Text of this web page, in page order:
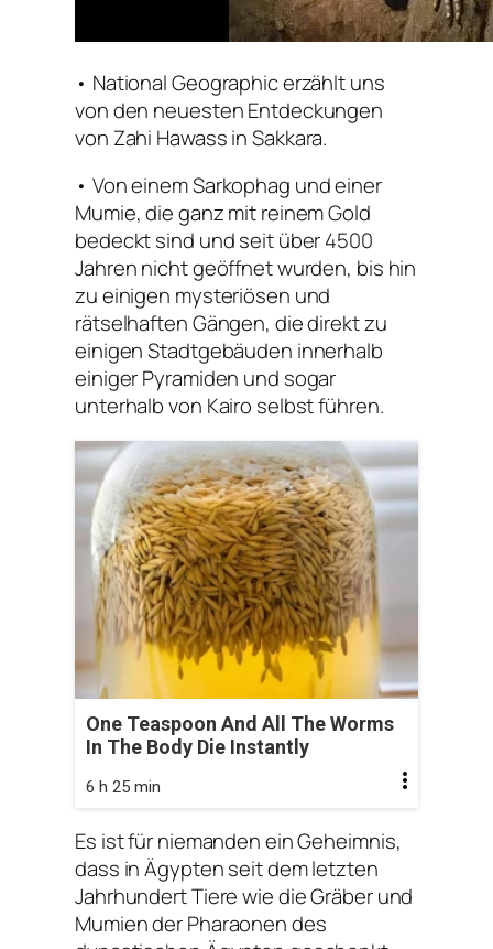
• National Geographic erzählt uns
von den neuesten Entdeckungen
von Zahi Hawass in Sakkara.
• Von einem Sarkophag und einer
Mumie, die ganz mit reinem Gold
bedeckt sind und seit über 4500
Jahren nicht geöffnet wurden, bis hin
zu einigen mysteriösen und
rätselhaften Gängen, die direkt zu
einigen Stadtgebäuden innerhalb
einiger Pyramiden und sogar
unterhalb von Kairo selbst führen.
One Teaspoon And All The Worms
In The Body Die Instantly
6 h 25 min
Es ist für niemanden ein Geheimnis,
dass in Ägypten seit dem letzten
Jahrhundert Tiere wie die Gräber und
Mumien der Pharaonen des